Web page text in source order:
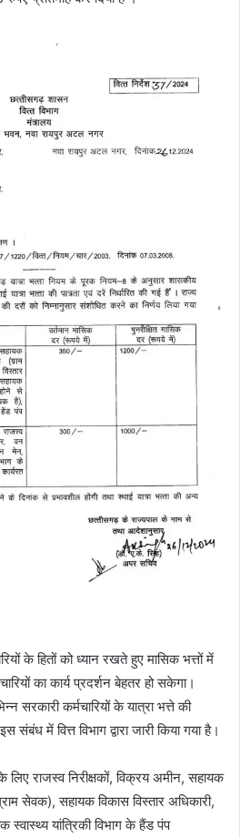
के हितों को ध्यान रखते हुए मासिक भत्तों में
का कार्य प्रदर्शन बेहतर हो सकेगा।
सरकारी कर्मचारियों के यात्रा भत्ते की
में वित्त विभाग द्वारा जारी किया गया है।
लिए राजस्व निरीक्षकों, विक्रय अमीन, सहायक
सेवक), सहायक विकास विस्तार अधिकारी,
स्वास्थ्य यांत्रिकी विभाग के हैंड पंप